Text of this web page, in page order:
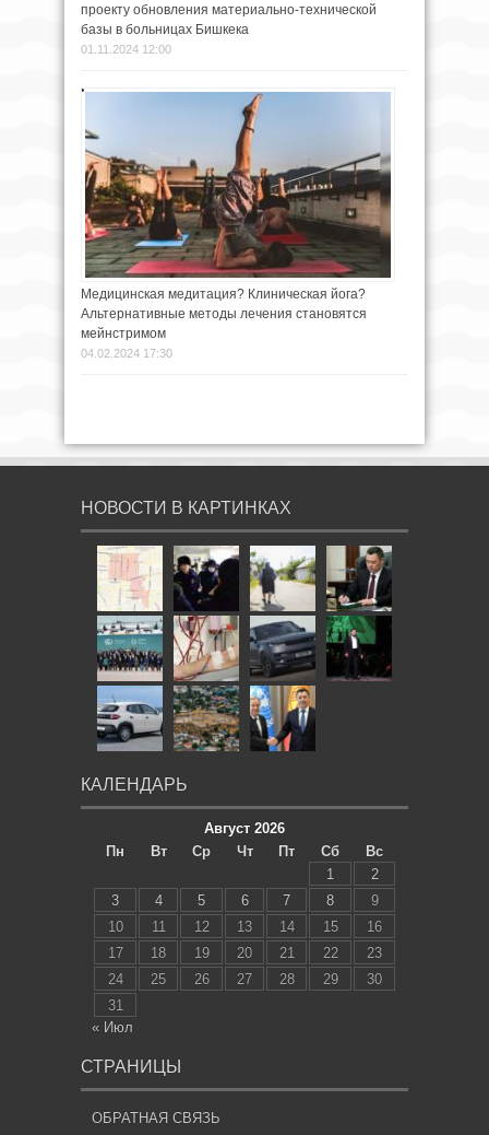
проекту обновления материально-технической
базы в больницах Бишкека
01.11.2024 12:00
Медицинская медитация? Клиническая йога?
Альтернативные методы лечения становятся
мейнстримом
04.02.2024 17:30
НОВОСТИ В КАРТИНКАХ
КАЛЕНДАРЬ
Август 2026
Пн
Вт Ср Чт Пт Сб
Вс
1
2
3
4 5 6 7 8
9
10
11 12 13 14 15
16
17
18 19 20 21 22
23
24
25 26 27 28 29
30
31
« Июл
СТРАНИЦЫ
ОБРАТНАЯ СВЯЗЬ